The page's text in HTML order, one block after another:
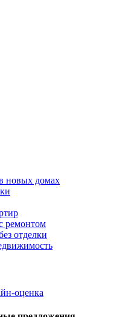
новых домах
ремонтом
отделки
оценка